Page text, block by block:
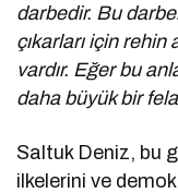
darbedir. Bu
çıkarları için
vardır. Eğer bu
daha büyük bir
Saltuk Deniz, bu
ilkelerini ve